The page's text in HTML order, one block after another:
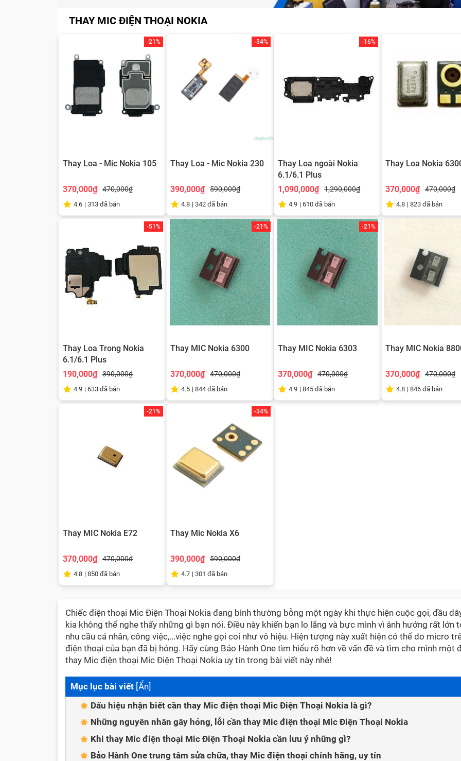
THAY MIC ĐIỆN THOẠI NOKIA
-21%
Thay Loa - Mic Nokia 105
370,000₫ 470,000₫
4.6 | 313 đã bán
-34%
Thay Loa - Mic Nokia 230
390,000₫ 590,000₫
4.8 | 342 đã bán
-16%
Thay Loa ngoài Nokia
6.1/6.1 Plus
1,090,000₫
1,290,000₫
4.9 | 610 đã bán
Thay Loa Nokia
370,000₫ 470,000₫
4.8 | 823 đã bán
-51%
Thay Loa Trong Nokia
6.1/6.1 Plus
190,000₫
390,000₫
4.9 | 633 đã bán
-21%
Thay MIC Nokia 6300
370,000₫ 470,000₫
4.5 | 844 đã bán
-21%
Thay MIC Nokia 6303
370,000₫ 470,000₫
4.9 | 845 đã bán
Thay MIC Nokia
370,000₫ 470,000₫
4.8 | 846 đã bán
-21%
Thay MIC Nokia E72
370,000₫ 470,000₫
4.8 | 850 đã bán
-34%
Thay Mic Nokia X6
390,000₫ 590,000₫
4.7 | 301 đã bán
Chiếc điện thoại Mic Điện Thoại Nokia đang bình thường bỗng một ngày khi thực hiện cuộc gọi, đầu
kia không thể nghe thấy những gì bạn nói. Điều này khiến bạn lo lắng và bực mình vì ảnh hưởng rất lớn
nhu cầu cá nhân, công việc,...việc nghe gọi coi như vô hiệu. Hiện tượng này xuất hiện có thể do micro
điện thoại của bạn đã bị hỏng. Hãy cùng Bảo Hành One tìm hiểu rõ hơn về vấn đề và tìm cho mình một
thay Mic điện thoại Mic Điện Thoại Nokia uy tín trong bài viết này nhé!
Mục lục bài viết [Ẩn]
Dấu hiệu nhận biết cần thay Mic điện thoại Mic Điện Thoại Nokia là gì?
Những nguyên nhân gây hỏng, lỗi cần thay Mic điện thoại Mic Điện Thoại Nokia
Khi thay Mic điện thoại Mic Điện Thoại Nokia cần lưu ý những gì?
Bảo Hành One trung tâm sửa chữa, thay Mic điện thoại chính hãng, uy tín